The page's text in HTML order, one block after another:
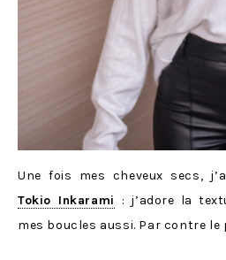
Une fois mes cheveux secs,
Tokio Inkarami
: j’adore la
mes boucles aussi. Par contre